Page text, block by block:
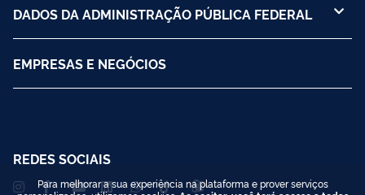
DADOS DA ADMINISTRAÇÃO PÚBLICA FEDERAL
EMPRESAS E NEGÓCIOS
REDES SOCIAIS
Para melhorar a sua experiência na plataforma e prover serviços